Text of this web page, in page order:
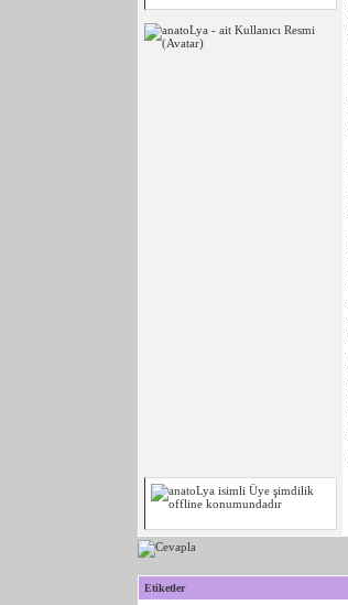
Etiketler